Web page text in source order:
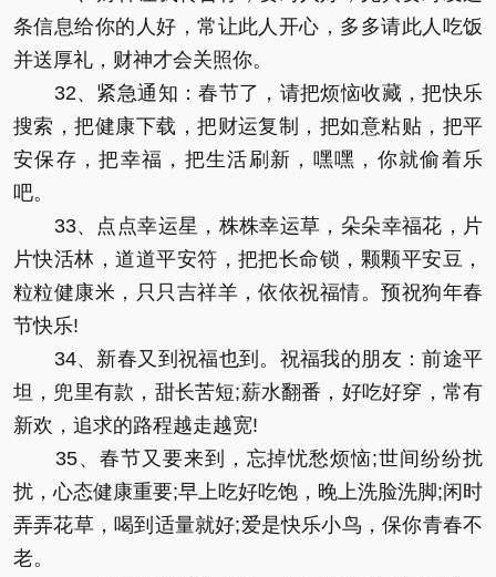
条信息给你的人好，常让此人开心，多多请此人吃饭
并送厚礼，财神才会关照你。
32、紧急通知：春节了，请把烦恼收藏，把快乐
搜索，把健康下载，把财运复制，把如意粘贴，把平
安保存，把幸福，把生活刷新，嘿嘿，你就偷着乐
吧。
33、点点幸运星，株株幸运草，朵朵幸福花，片
片快活林，道道平安符，把把长命锁，颗颗平安豆，
粒粒健康米，只只吉祥羊，依依祝福情。预祝狗年春
节快乐!
34、新春又到祝福也到。祝福我的朋友：前途平
坦，兜里有款，甜长苦短;薪水翻番，好吃好穿，常有
新欢，追求的路程越走越宽!
35、春节又要来到，忘掉忧愁烦恼;世间纷纷扰
扰，心态健康重要;早上吃好吃饱，晚上洗脸洗脚;闲时
弄弄花草，喝到适量就好;爱是快乐小鸟，保你青春不
老。